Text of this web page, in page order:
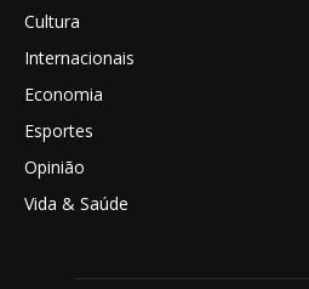
Cultura
Internacionais
Economia
Esportes
Opinião
Vida & Saúde